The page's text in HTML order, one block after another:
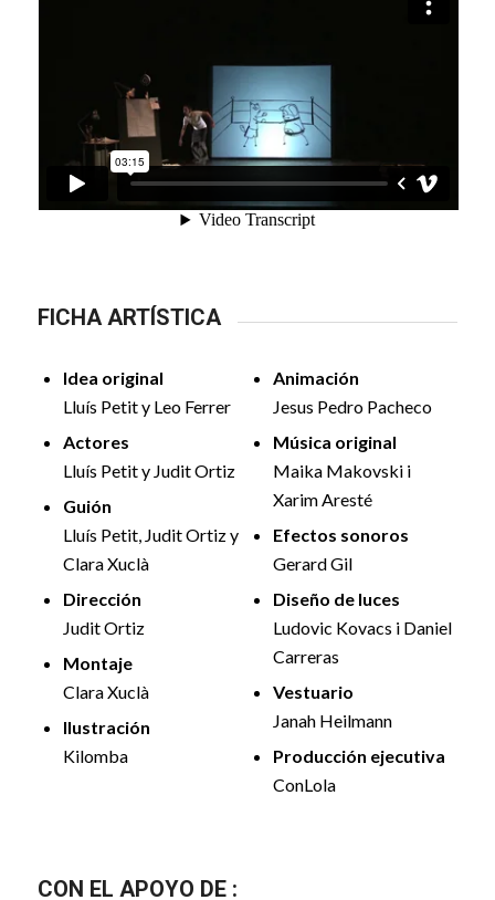
FICHA ARTÍSTICA
Idea original
Lluís Petit y Leo Ferrer
Actores
Lluís Petit y Judit Ortiz
Guión
Lluís Petit, Judit Ortiz y
Clara Xuclà
Dirección
Judit Ortiz
Montaje
Clara Xuclà
Ilustración
Kilomba
Animación
Jesus Pedro Pacheco
Música original
Maika Makovski i
Xarim Aresté
Efectos sonoros
Gerard Gil
Diseño de luces
Ludovic Kovacs i Daniel
Carreras
Vestuario
Janah Heilmann
Producción ejecutiva
ConLola
CON EL APOYO DE :